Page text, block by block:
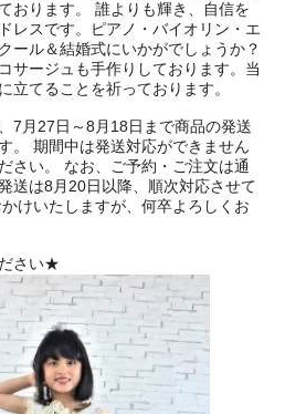
おります。 誰よりも輝き、自信を
レスです。ピアノ・バイオリン・エ
ール＆結婚式にいかがでしょうか？
サージュも手作りしております。当
立てることを祈っております。
7月27日～8月18日まで商品の発送
。 期間中は発送対応ができません
さい。 なお、ご予約・ご注文は通
送は8月20日以降、順次対応させて
けいたしますが、何卒よろしくお
さい★